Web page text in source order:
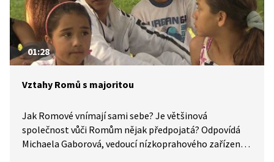
01:28
Vztahy Romů s majoritou
Jak Romové vnímají sami sebe? Je většinová
společnost vůči Romům nějak předpojatá? Odpovídá
Michaela Gaborová, vedoucí nízkoprahového zařízení